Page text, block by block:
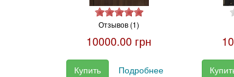
Отзывов (1)
10000.00 грн
Купить Подробнее